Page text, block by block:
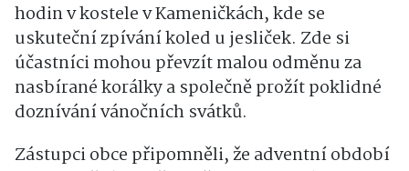
hodin v kostele v Kameničkách, kde se
uskuteční zpívání koled u jesliček. Zde si
účastníci mohou převzít malou odměnu za
nasbírané korálky a společně prožít poklidné
doznívání vánočních svátků.
Zástupci obce připomněli, že adventní období